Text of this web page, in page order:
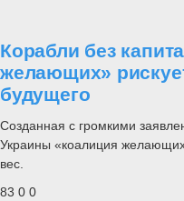
Корабли без
желающих»
будущего
Созданная с громкими
Украины «коалиция
вес.
83 0 0